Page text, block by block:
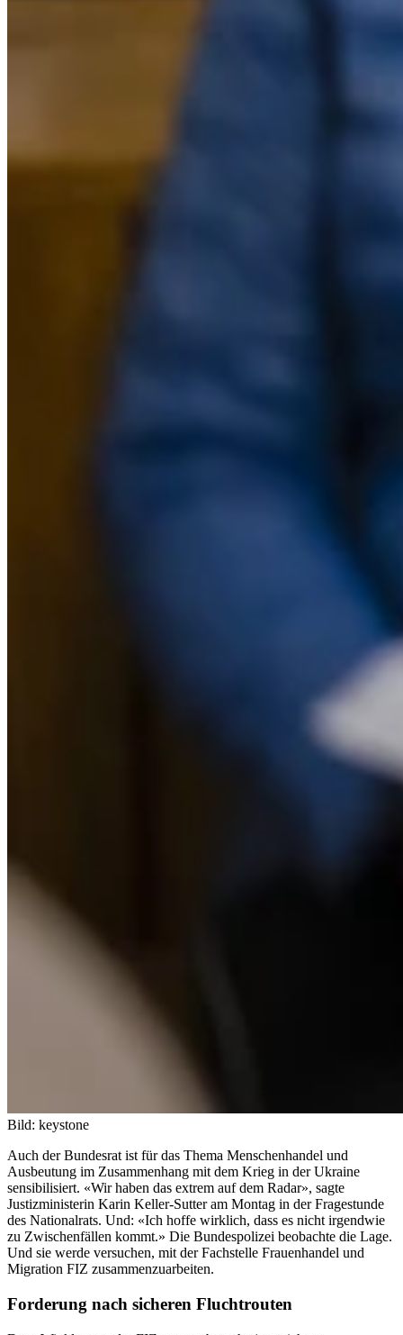
Bild: keystone
Auch der Bundesrat ist für das Thema Menschenhandel und
Ausbeutung im Zusammenhang mit dem Krieg in der Ukraine
sensibilisiert. «Wir haben das extrem auf dem Radar», sagte
Justizministerin Karin Keller-Sutter am Montag in der Fragestunde
des Nationalrats. Und: «Ich hoffe wirklich, dass es nicht irgendwie
zu Zwischenfällen kommt.» Die Bundespolizei beobachte die Lage.
Und sie werde versuchen, mit der Fachstelle Frauenhandel und
Migration FIZ zusammenzuarbeiten.
Forderung nach sicheren Fluchtrouten